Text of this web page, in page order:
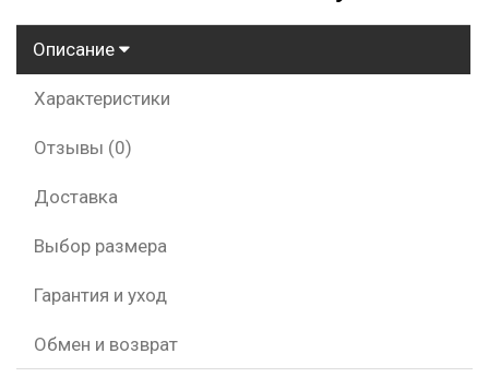
Описание
Характеристики
Отзывы (0)
Доставка
Выбор размера
Гарантия и уход
Обмен и возврат